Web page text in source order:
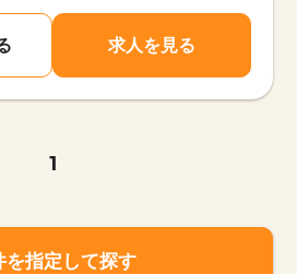
求人を見る
1
を指定して探す